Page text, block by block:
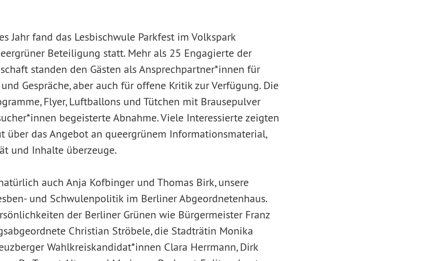
Jahr fand das Lesbischwule Parkfest im Volkspark
Beteiligung statt. Mehr als 25 Engagierte der
standen den Gästen als Ansprechpartner*innen für
Gespräche, aber auch für offene Kritik zur Verfügung. Die
Flyer, Luftballons und Tütchen mit Brausepulver
begeisterte Abnahme. Viele Interessierte zeigten
über das Angebot an queergrünem Informationsmaterial,
und Inhalte überzeuge.
auch Anja Kofbinger und Thomas Birk, unsere
und Schwulenpolitik im Berliner Abgeordnetenhaus.
der Berliner Grünen wie Bürgermeister Franz
Christian Ströbele, die Stadträtin Monika
Wahlkreiskandidat*innen Clara Herrmann, Dirk